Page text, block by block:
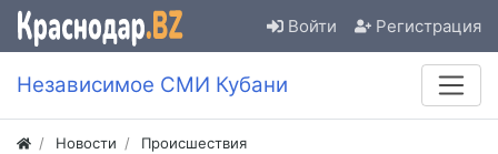
Войти Регистрация
Независимое СМИ Кубани
Новости Происшествия